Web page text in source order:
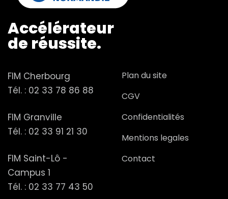
Accélérateur
de réussite.
FIM Cherbourg
Tél. : 02 33 78 86 88
FIM Granville
Tél. : 02 33 91 21 30
FIM Saint-Lô -
Campus 1
Tél. : 02 33 77 43 50
Plan du site
CGV
Confidentialités
Mentions legales
Contact